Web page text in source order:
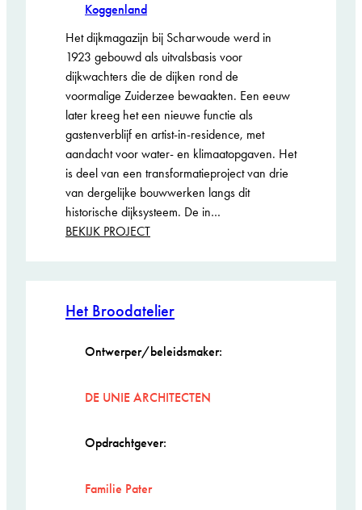
Koggenland
Het dijkmagazijn bij Scharwoude werd in
1923 gebouwd als uitvalsbasis voor
dijkwachters die de dijken rond de
voormalige Zuiderzee bewaakten. Een eeuw
later kreeg het een nieuwe functie als
gastenverblijf en artist-in-residence, met
aandacht voor water- en klimaatopgaven. Het
is deel van een transformatieproject van drie
van dergelijke bouwwerken langs dit
historische dijksysteem. De in…
BEKIJK PROJECT:
ARIE KEPPLER
Het Broodatelier
Ontwerper/beleidsmaker:
DE UNIE ARCHITECTEN
Opdrachtgever:
Familie Pater